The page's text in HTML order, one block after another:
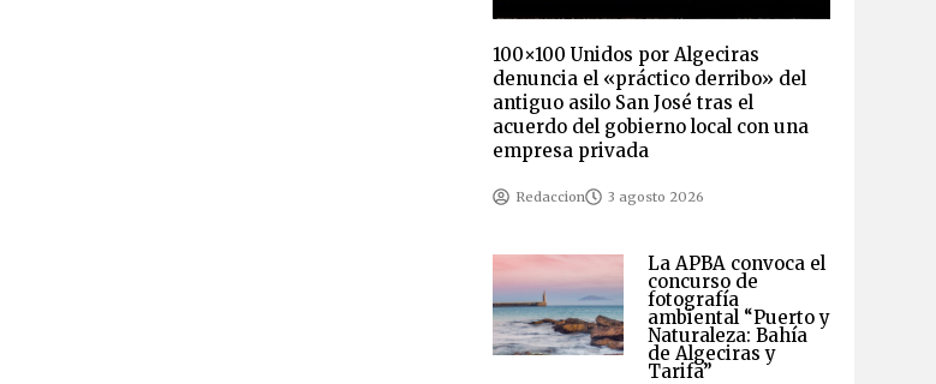
100×100 Unidos por Algeciras
denuncia el «práctico derribo» del
antiguo asilo San José tras el
acuerdo del gobierno local con una
empresa privada
Redaccion 3 agosto 2026
La APBA convoca el
concurso de
fotografía
ambiental “Puerto y
Naturaleza: Bahía
de Algeciras y
Tarifa”